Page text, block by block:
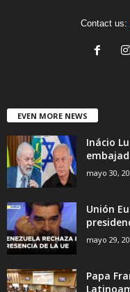
Contact us:
EVEN MORE NEWS
Inácio
mayo 30,
Unión
mayo 29,
Papa